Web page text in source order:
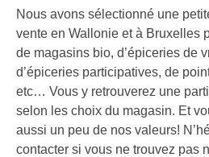
Nous avons sélectionné une
vente en Wallonie et à Bruxelles
de magasins bio, d’épiceries de
d’épiceries participatives, de
etc… Vous y retrouverez une
selon les choix du magasin. Et
aussi un peu de nos valeurs!
contacter si vous ne trouvez pas